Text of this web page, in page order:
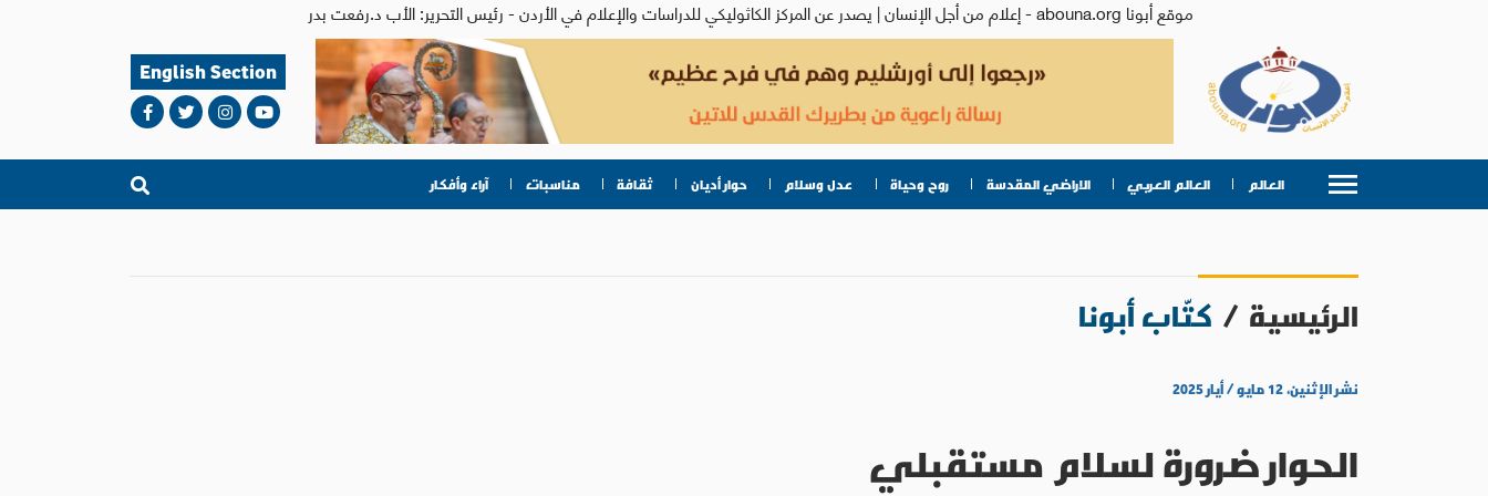
موقع أبونا abouna.org - إعلام من أجل الإنسان | يصدر عن المركز الكاثوليكي للدراسات والإعلام في الأردن - رئيس التحرير: الأب د.رفعت بدر
English Section
العالم العالم العربي الاراضي المقدسة روح وحياة عدل وسلام حوار أديان ثقافة مناسبات آراء وأفكار
الرئيسية / كتّاب أبونا
نشر الإثنين، ١٢ مايو / أيار ٢٠٢٥
الحوار ضرورة لسلام مستقبلي